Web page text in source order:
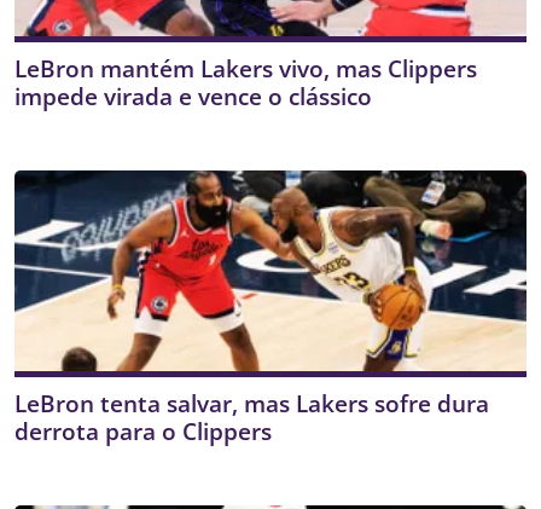
LeBron mantém Lakers vivo, mas Clippers
impede virada e vence o clássico
LeBron tenta salvar, mas Lakers sofre dura
derrota para o Clippers